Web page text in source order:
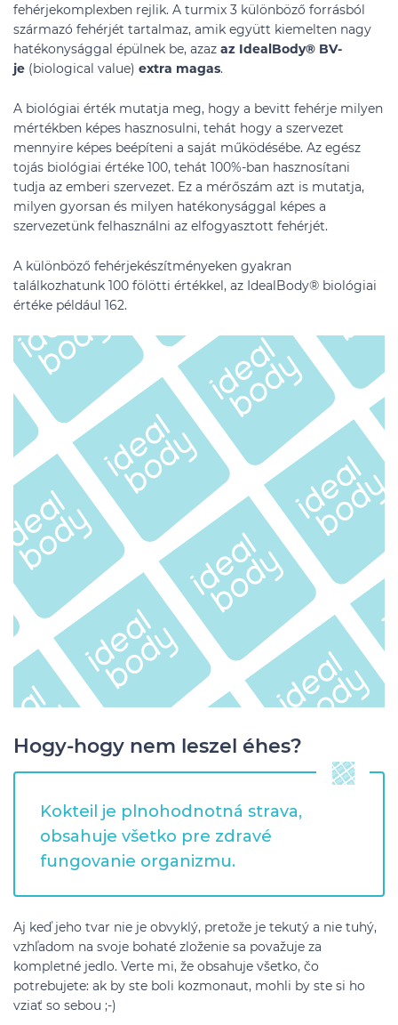
fehérjekomplexben rejlik. A turmix 3 különböző forrásból
származó fehérjét tartalmaz, amik együtt kiemelten nagy
hatékonysággal épülnek be, azaz az IdealBody® BV-
je (biological value) extra magas.
A biológiai érték mutatja meg, hogy a bevitt fehérje milyen
mértékben képes hasznosulni, tehát hogy a szervezet
mennyire képes beépíteni a saját működésébe. Az egész
tojás biológiai értéke 100, tehát 100%-ban hasznosítani
tudja az emberi szervezet. Ez a mérőszám azt is mutatja,
milyen gyorsan és milyen hatékonysággal képes a
szervezetünk felhasználni az elfogyasztott fehérjét.
A különböző fehérjekészítményeken gyakran
találkozhatunk 100 fölötti értékkel, az IdealBody® biológiai
értéke például 162.
Hogy-hogy nem leszel éhes?
Kokteil je plnohodnotná strava,
obsahuje všetko pre zdravé
fungovanie organizmu.
Aj keď jeho tvar nie je obvyklý, pretože je tekutý a nie tuhý,
vzhľadom na svoje bohaté zloženie sa považuje za
kompletné jedlo. Verte mi, že obsahuje všetko, čo
potrebujete: ak by ste boli kozmonaut, mohli by ste si ho
vziať so sebou ;-)